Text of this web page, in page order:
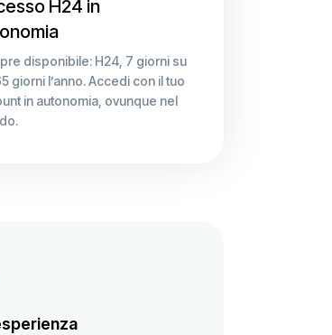
H24 in
disponibile: H24, 7 giorni su
giorni l’anno. Accedi con il tuo
in autonomia, ovunque nel